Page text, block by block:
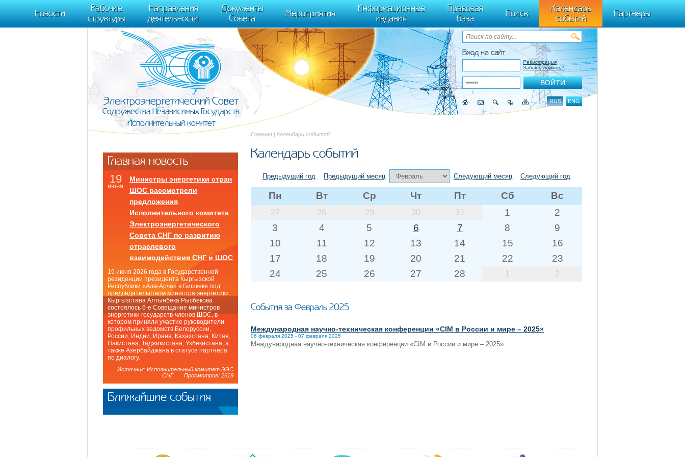
m[i].l=1*new Date(); for (var j = 0; j < document.scripts.length; j++) {if (document.scripts[j].src === r) { return; }} k=e.createElement(t),a=e.getElementsByTagName(t)[0],k.async=1,k.src=r,a.parentNode.insertBefore(k,a)}) (window,
document, "script", "https://mc.yandex.ru/metrika/tag.js", "ym"); ym(95911708, "init", { clickmap:true, trackLinks:true, accurateTrackBounce:true });
Новости
Рабочие
структуры
Направления
деятельности
Документы
Совета
Мероприятия
Информационные
издания
Правовая
база
Поиск
Календарь
событий
Партнеры
Вход на сайт
Регистрация
Забыли пароль?
RUS ENG
Электроэнергетический Совет
Содружества Независимых Государств
Исполнительный комитет
Главная | Календарь событий
Календарь событий
Предыдущий год Предыдущий месяц Следующий месяц Следующий год
Пн Вт Ср Чт Пт Сб Вс
27 28 29 30 31 1
2
3
4 5 6 7 8
9
10
11 12 13 14 15
16
17
18 19 20 21 22
23
24
25 26 27 28 1 2
События за Февраль 2025
Международная научно-техническая конференции «CIM в России и мире – 2025»
06 февраля 2025 - 07 февраля 2025
Международная научно-техническая конференции «CIM в России и мире – 2025».
Главная новость
19
июня
Министры энергетики стран
ШОС рассмотрели
предложения
Исполнительного комитета
Электроэнергетического
Совета СНГ по развитию
отраслевого
взаимодействия СНГ и ШОС
19 июня 2026 года в Государственной
резиденции президента Кыргызской
Республики «Ала-Арча» в Бишкеке под
председательством министра энергетики
Кыргызстана Алтынбека Рысбекова
состоялось 6-е Совещание министров
энергетики государств-членов ШОС, в
котором приняли участие руководители
профильных ведомств Белоруссии,
России, Индии, Ирана, Кахахстана, Китая,
Пакистана, Таджикистана, Узбекистана, а
также Азербайджана в статусе партнера
по диалогу.
Источник: Исполнительный комитет ЭЭС
СНГ Просмотров: 2619
Ближайшие события